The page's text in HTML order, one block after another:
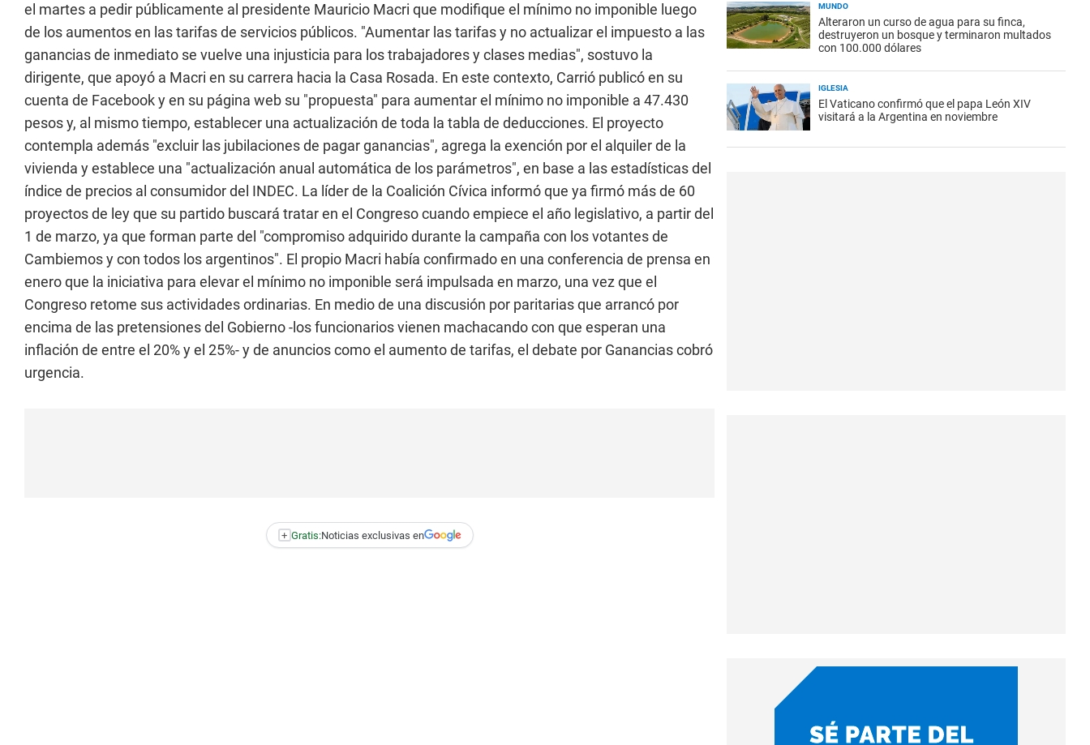
el martes a pedir públicamente al presidente Mauricio Macri que modifique el mínimo no imponible luego
de los aumentos en las tarifas de servicios públicos. "Aumentar las tarifas y no actualizar el impuesto a las
ganancias de inmediato se vuelve una injusticia para los trabajadores y clases medias", sostuvo la
dirigente, que apoyó a Macri en su carrera hacia la Casa Rosada. En este contexto, Carrió publicó en su
cuenta de Facebook y en su página web su "propuesta" para aumentar el mínimo no imponible a 47.430
pesos y, al mismo tiempo, establecer una actualización de toda la tabla de deducciones. El proyecto
contempla además "excluir las jubilaciones de pagar ganancias", agrega la exención por el alquiler de la
vivienda y establece una "actualización anual automática de los parámetros", en base a las estadísticas del
índice de precios al consumidor del INDEC. La líder de la Coalición Cívica informó que ya firmó más de 60
proyectos de ley que su partido buscará tratar en el Congreso cuando empiece el año legislativo, a partir del
1 de marzo, ya que forman parte del "compromiso adquirido durante la campaña con los votantes de
Cambiemos y con todos los argentinos". El propio Macri había confirmado en una conferencia de prensa en
enero que la iniciativa para elevar el mínimo no imponible será impulsada en marzo, una vez que el
Congreso retome sus actividades ordinarias. En medio de una discusión por paritarias que arrancó por
encima de las pretensiones del Gobierno -los funcionarios vienen machacando con que esperan una
inflación de entre el 20% y el 25%- y de anuncios como el aumento de tarifas, el debate por Ganancias cobró
urgencia.
+ Gratis:Noticias exclusivas en
MUNDO
Alteraron un curso de agua para su finca,
destruyeron un bosque y terminaron multados
con 100.000 dólares
IGLESIA
El Vaticano confirmó que el papa León XIV
visitará a la Argentina en noviembre